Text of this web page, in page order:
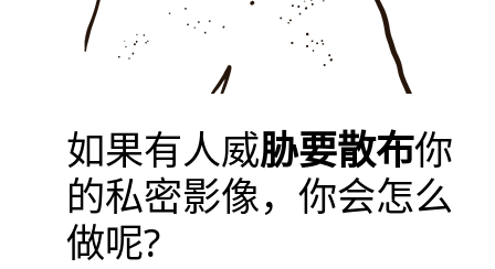
我要申请
如果有人威胁要散布你
的私密影像，你会怎么
做呢?